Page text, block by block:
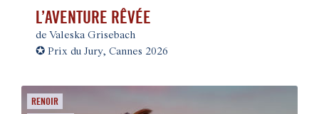
L’AVENTURE RÊVÉE
de Valeska Grisebach
✪ Prix du Jury, Cannes 2026
RENOIR